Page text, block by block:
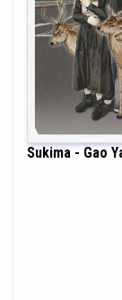
Sukima - Gao